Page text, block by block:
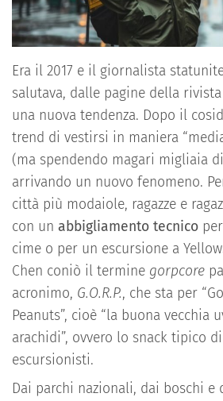
Era il 2017 e il giornalista
salutava, dalle pagine della rivista
una nuova tendenza. Dopo il
trend di vestirsi in maniera
(ma spendendo magari migliaia
arrivando un nuovo fenomeno.
città più modaiole, ragazze e
con un abbigliamento tecnico
cime o per un escursione a
Chen coniò il termine gorpcore
acronimo, G.O.R.P., che sta per
Peanuts”, cioè “la buona vecchia
arachidi”, ovvero lo snack tipico
escursionisti.
Dai parchi nazionali, dai boschi e